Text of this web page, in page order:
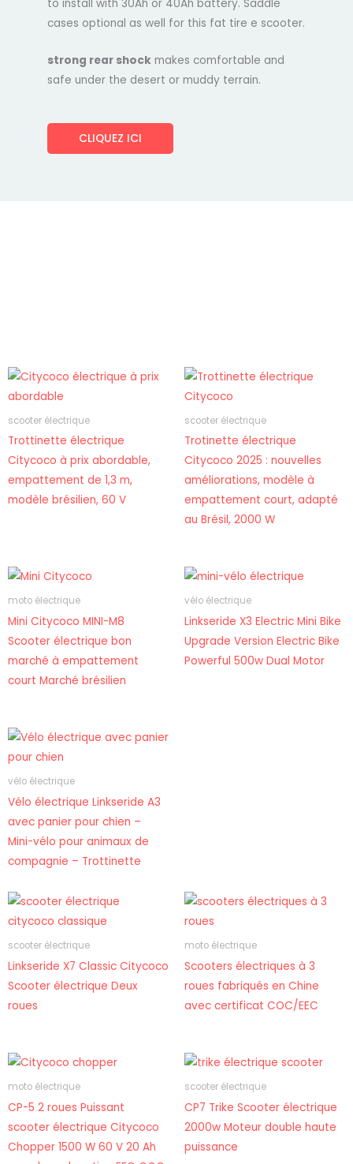
to install with 30Ah or 40Ah battery. Saddle
cases optional as well for this fat tire e scooter.
strong rear shock makes comfortable and
safe under the desert or muddy terrain.
CLIQUEZ ICI
scooter électrique
Trottinette électrique
Citycoco à prix abordable,
empattement de 1,3 m,
modèle brésilien, 60 V
scooter électrique
Trotinette électrique
Citycoco 2025 : nouvelles
améliorations, modèle à
empattement court, adapté
au Brésil, 2000 W
moto électrique
Mini Citycoco MINI-M8
Scooter électrique bon
marché à empattement
court Marché brésilien
vélo électrique
Linkseride X3 Electric Mini Bike
Upgrade Version Electric Bike
Powerful 500w Dual Motor
vélo électrique
Vélo électrique Linkseride A3
avec panier pour chien –
Mini-vélo pour animaux de
compagnie – Trottinette
scooter électrique
Linkseride X7 Classic Citycoco
Scooter électrique Deux
roues
moto électrique
Scooters électriques à 3
roues fabriqués en Chine
avec certificat COC/EEC
moto électrique
CP-5 2 roues Puissant
scooter électrique Citycoco
Chopper 1500 W 60 V 20 Ah
scooter électrique
CP7 Trike Scooter électrique
2000w Moteur double haute
puissance